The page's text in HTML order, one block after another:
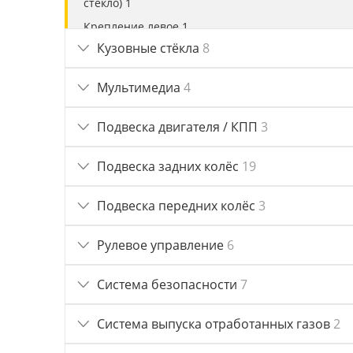
Крепление левое 1
Кронштейн бампера заднего 1
Крыша 1
Накладка бампера заднего 3
Накладка внешняя правая 1
Накладка двери левая 1
Накладка двери правая 1
Накладка крыла переднего правого 1
Накладка порога левая 1
Накладка порога правая 3
Накладка стойки задней левой 1
Накладка стойки задней правой 2
Направляющая стекла двери передней левой 2
Направляющая стекла двери передней правой 1
Кузовные стёкла 8
Мультимедиа 4
Подвеска двигателя / КПП 3
Подвеска задних колёс 19
Подвеска передних колёс 3
Рулевое управление 6
Система безопасности 7
Система выпуска отработанных газов 2